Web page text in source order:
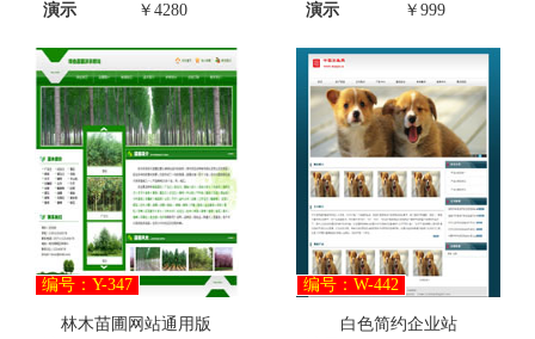
演示
￥4280
演示
￥999
编号：Y-347
林木苗圃网站通用版
编号：W-442
白色简约企业站